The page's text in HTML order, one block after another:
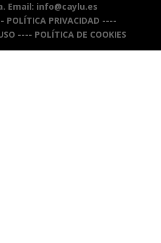
Email: info@caylu.es
POLÍTICA PRIVACIDAD ----
---- POLÍTICA DE COOKIES